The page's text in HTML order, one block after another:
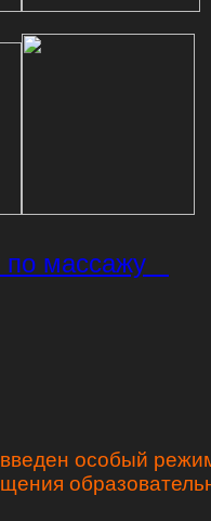
по массажу
особый